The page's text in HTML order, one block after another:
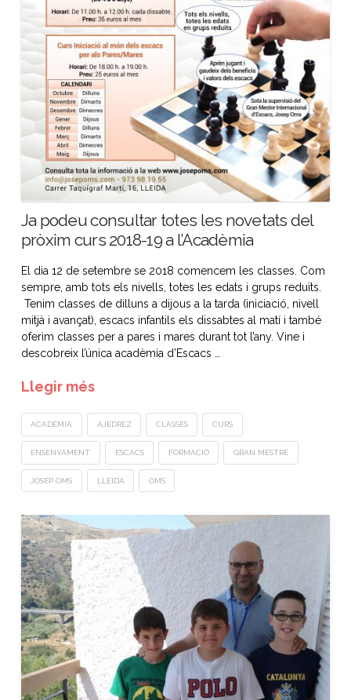
Ja podeu consultar totes les novetats del
pròxim curs 2018-19 a l’Acadèmia
El dia 12 de setembre se 2018 comencem les classes. Com
sempre, amb tots els nivells, totes les edats i grups reduïts.
Tenim classes de dilluns a dijous a la tarda (iniciació, nivell
mitjà i avançat), escacs infantils els dissabtes al matí i també
oferim classes per a pares i mares durant tot l’any. Vine i
descobreix l’única acadèmia d’Escacs …
Llegir més
ACADÈMIA AJEDREZ CLASSES CURS
ENSENYAMENT ESCACS FORMACIÓ GRAN MESTRE
JOSEP OMS LLEIDA OMS